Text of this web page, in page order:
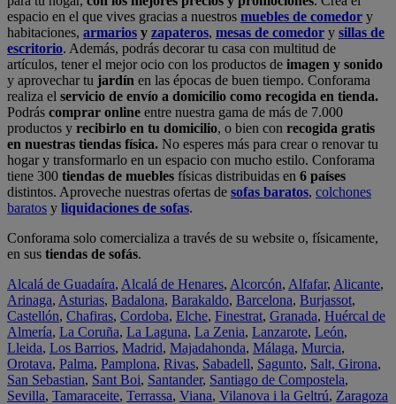
espacio en el que vives gracias a nuestros muebles de comedor y
habitaciones, armarios y zapateros, mesas de comedor y sillas de
escritorio. Además, podrás decorar tu casa con multitud de
artículos, tener el mejor ocio con los productos de imagen y sonido
y aprovechar tu jardín en las épocas de buen tiempo. Conforama
realiza el servicio de envío a domicilio como recogida en tienda.
Podrás comprar online entre nuestra gama de más de 7.000
productos y recibirlo en tu domicilio, o bien con recogida gratis
en nuestras tiendas física. No esperes más para crear o renovar tu
hogar y transformarlo en un espacio con mucho estilo. Conforama
tiene 300 tiendas de muebles físicas distribuidas en 6 países
distintos. Aproveche nuestras ofertas de sofas baratos, colchones
baratos y liquidaciones de sofas.
Conforama solo comercializa a través de su website o, físicamente,
en sus tiendas de sofás.
Alcalá de Guadaíra, Alcalá de Henares, Alcorcón, Alfafar, Alicante,
Arinaga, Asturias, Badalona, Barakaldo, Barcelona, Burjassot,
Castellón, Chafiras, Cordoba, Elche, Finestrat, Granada, Huércal de
Almería, La Coruña, La Laguna, La Zenia, Lanzarote, León,
Lleida, Los Barrios, Madrid, Majadahonda, Málaga, Murcia,
Orotava, Palma, Pamplona, Rivas, Sabadell, Sagunto, Salt, Girona,
San Sebastian, Sant Boi, Santander, Santiago de Compostela,
Sevilla, Tamaraceite, Terrassa, Viana, Vilanova i la Geltrú, Zaragoza